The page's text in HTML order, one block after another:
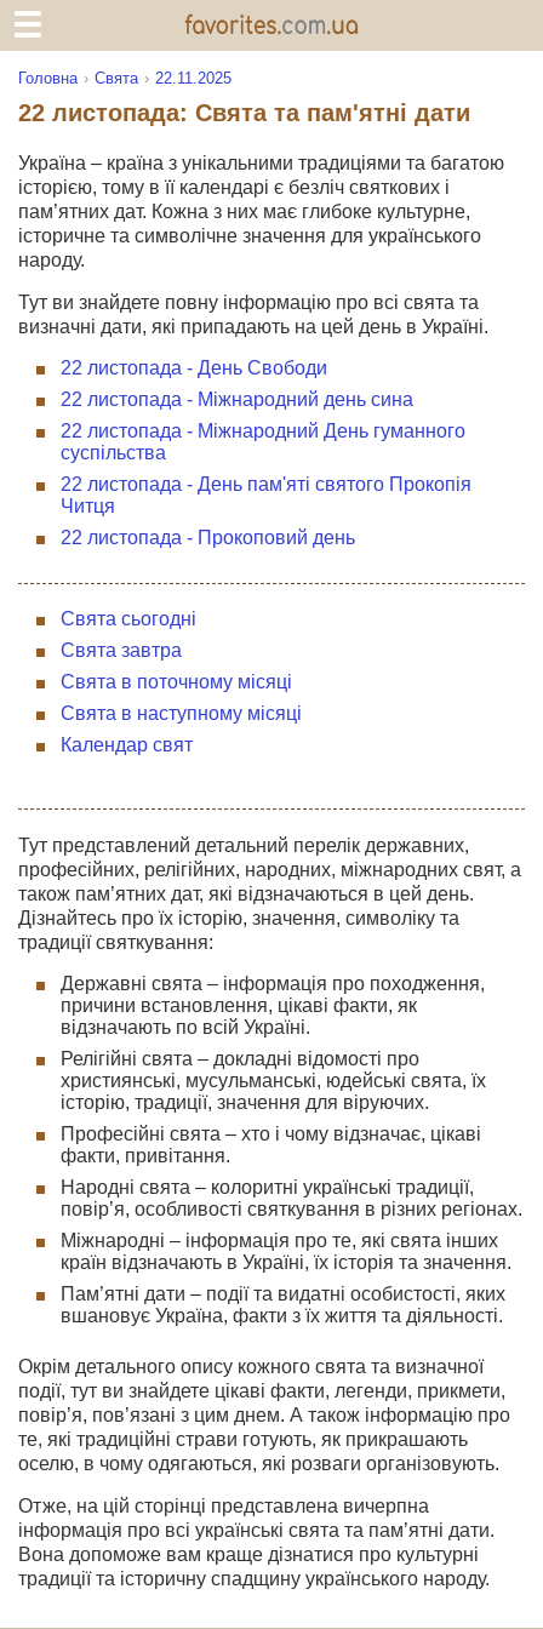
Головна Свята 22.11.2025
22 листопада: Свята та пам'ятні дати
Україна – країна з унікальними традиціями та багатою
історією, тому в її календарі є безліч святкових і
пам’ятних дат. Кожна з них має глибоке культурне,
історичне та символічне значення для українського
народу.
Тут ви знайдете повну інформацію про всі свята та
визначні дати, які припадають на цей день в Україні.
22 листопада - День Свободи
22 листопада - Міжнародний день сина
22 листопада - Міжнародний День гуманного
суспільства
22 листопада - День пам'яті святого Прокопія
Читця
22 листопада - Прокоповий день
Свята сьогодні
Свята завтра
Свята в поточному місяці
Свята в наступному місяці
Календар свят
Тут представлений детальний перелік державних,
професійних, релігійних, народних, міжнародних свят, а
також пам’ятних дат, які відзначаються в цей день.
Дізнайтесь про їх історію, значення, символіку та
традиції святкування:
Державні свята – інформація про походження,
причини встановлення, цікаві факти, як
відзначають по всій Україні.
Релігійні свята – докладні відомості про
християнські, мусульманські, юдейські свята, їх
історію, традиції, значення для віруючих.
Професійні свята – хто і чому відзначає, цікаві
факти, привітання.
Народні свята – колоритні українські традиції,
повір’я, особливості святкування в різних регіонах.
Міжнародні – інформація про те, які свята інших
країн відзначають в Україні, їх історія та значення.
Пам’ятні дати – події та видатні особистості, яких
вшановує Україна, факти з їх життя та діяльності.
Окрім детального опису кожного свята та визначної
події, тут ви знайдете цікаві факти, легенди, прикмети,
повір’я, пов’язані з цим днем. А також інформацію про
те, які традиційні страви готують, як прикрашають
оселю, в чому одягаються, які розваги організовують.
Отже, на цій сторінці представлена вичерпна
інформація про всі українські свята та пам’ятні дати.
Вона допоможе вам краще дізнатися про культурні
традиції та історичну спадщину українського народу.